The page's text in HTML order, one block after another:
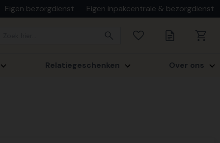
Eigen bezorgdienst Eigen inpakcentrale & bezorgdienst
Relatiegeschenken Over ons